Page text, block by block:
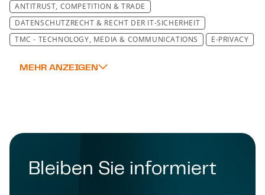
ANTITRUST, COMPETITION & TRADE
DATENSCHUTZRECHT & RECHT DER IT-SICHERHEIT
TMC - TECHNOLOGY, MEDIA & COMMUNICATIONS
E-PRIVACY
Bleiben Sie informiert